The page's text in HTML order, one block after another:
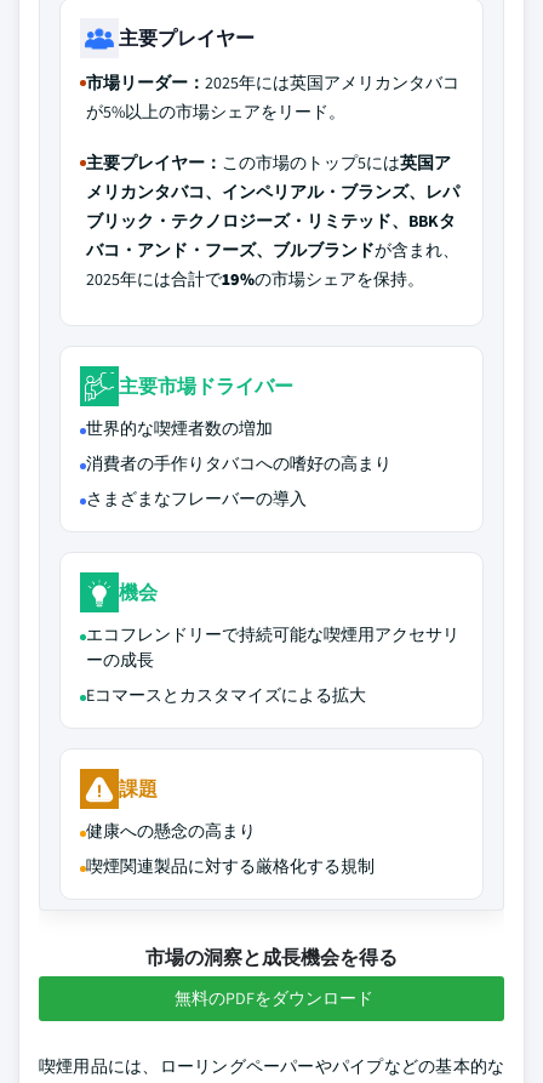
主要プレイヤー
市場リーダー： 2025年には英国アメリカンタバコ
が5%以上の市場シェアをリード。
主要プレイヤー： この市場のトップ5には英国ア
メリカンタバコ、インペリアル・ブランズ、レパ
ブリック・テクノロジーズ・リミテッド、BBKタ
バコ・アンド・フーズ、ブルブランドが含まれ、
2025年には合計で19%の市場シェアを保持。
主要市場ドライバー
世界的な喫煙者数の増加
消費者の手作りタバコへの嗜好の高まり
さまざまなフレーバーの導入
機会
エコフレンドリーで持続可能な喫煙用アクセサリ
ーの成長
Eコマースとカスタマイズによる拡大
課題
健康への懸念の高まり
喫煙関連製品に対する厳格化する規制
市場の洞察と成長機会を得る
無料のPDFをダウンロード
喫煙用品には、ローリングペーパーやパイプなどの基本的な